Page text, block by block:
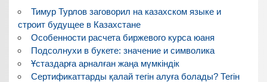
Тимур Турлов заговорил на казахском языке и
строит будущее в Казахстане
Особенности расчета биржевого курса юаня
Подсолнухи в букете: значение и символика
Ұстаздарға арналған жаңа мүмкіндік
Сертификаттарды қалай тегін алуға болады? Тегін